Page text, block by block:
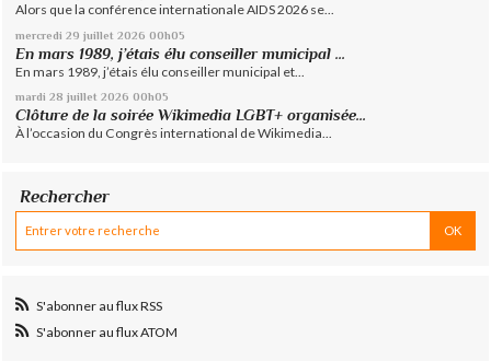
Alors que la conférence internationale AIDS 2026 se...
mercredi 29 juillet 2026 00h05
En mars 1989, j’étais élu conseiller municipal ...
En mars 1989, j’étais élu conseiller municipal et...
mardi 28 juillet 2026 00h05
Clôture de la soirée Wikimedia LGBT+ organisée...
À l’occasion du Congrès international de Wikimedia...
Rechercher
S'abonner au flux RSS
S'abonner au flux ATOM